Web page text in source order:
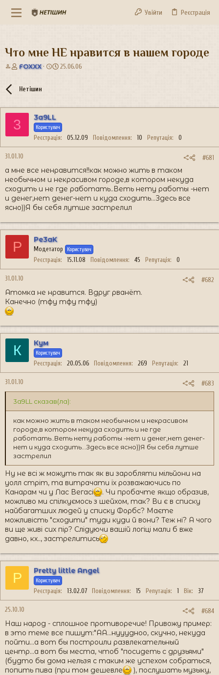
Увійти Реєстрація
Что мне НЕ нравится в нашем городе
А
о
т
е
м
и
FOXXX
Д
т
р
е
я
25.06.06
Нетішин
3 3a9LL
Користувач
Реєстрація 05.12.09 Повідомлення 10 Репутація 0
31.01.10 #681
а мне все ненравится!!как можно жить в таком
необычном и некрасивом городе,в котором некуда
сходить и не где работать..Веть нету работы -нет
и денег,нет денег-нет и куда сходить...Здесь все
ясно))Я бы себя лутше застрелил
P Pe3aK
Модетатор Користувач
Реєстрація 15.11.08 Повідомлення 45 Репутація 0
31.01.10 #682
Атомка не нравится. Вдруг рванёт.
Канечно (тфу тфу тфу)
К Кум
Користувач
Реєстрація 20.05.06 Повідомлення 269 Репутація 21
31.01.10 #683
3a9LL сказав(ла):
как можно жить в таком необычном и некрасивом
городе,в котором некуда сходить и не где
работать..Веть нету работы -нет и денег,нет денег-
нет и куда сходить...Здесь все ясно))Я бы себя лутше
застрелил
Ну не всі ж можуть так як ви заробляти мільйони на
уолл стріт, та витрачати їх розважаючись по
Канарам чи у Лас Вегасі
. Чи пробачте якщо образив,
можливо ми спілкуємось з шейхом, так? Ви є в списку
найбагатших людей у списку Форбс? Маєте
можливість "сходити" туди куди й вони? Теж ні? А чого
ви ще живі сих пір? Слідуючи вашій логіці мали б вже
давно, кх.., застрелитись
P Pretty little Angel
Користувач
Реєстрація 13.02.07 Повідомлення 15 Репутація 1 Вік 37
25.10.10 #684
Наш народ - сплошное противоречие! Привожу пример:
в это теме все пишут:"АА...нууудноо, скучно, некуда
пойти...а вот бы построили развлекательный
центр...а вот бы места, чтоб "посидеть с друзьями"
(будто бы дома нельзя с таким же успехом собраться,
попить пива (при том дешевле
), послушать музыку,